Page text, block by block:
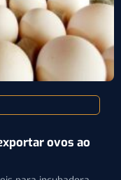
ovos ao